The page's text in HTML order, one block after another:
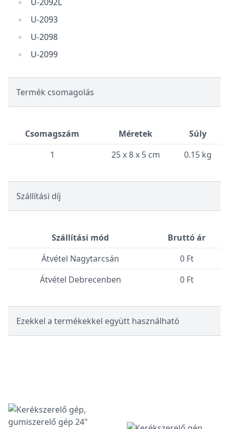
U-2093
U-2098
U-2099
Termék csomagolás
Csomagszám Méretek
Súly
1
25 x 8 x 5 cm 0.15 kg
Szállítási díj
Szállítási mód
Bruttó ár
Átvétel Nagytarcsán
0 Ft
Átvétel Debrecenben
0 Ft
Ezekkel a termékekkel együtt használható